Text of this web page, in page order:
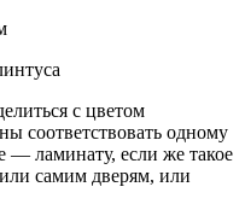
с цветом
соответствовать одному
— ламинату, если же такое
самим дверям, или